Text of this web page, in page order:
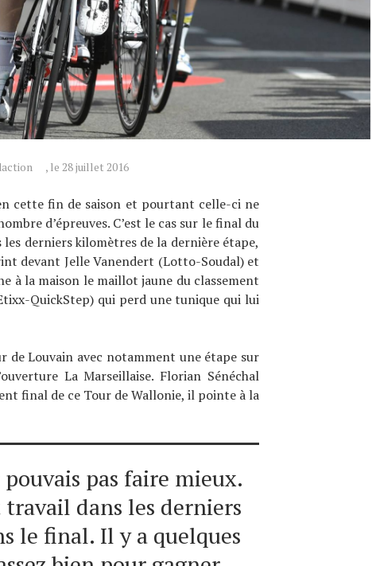
, le 28 juillet 2016
cette fin de saison et pourtant celle-ci ne
d’épreuves. C’est le cas sur le final du
derniers kilomètres de la dernière étape,
devant Jelle Vanendert (Lotto-Soudal) et
à la maison le maillot jaune du classement
QuickStep) qui perd une tunique qui lui
de Louvain avec notamment une étape sur
La Marseillaise. Florian Sénéchal
final de ce Tour de Wallonie, il pointe à la
pas faire mieux.
dans les derniers
le final. Il y a quelques